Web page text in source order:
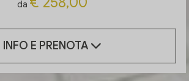
da
INFO E PRENOTA